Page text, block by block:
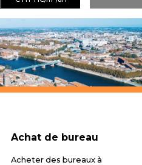
Achat de bureau
Acheter des bureaux à